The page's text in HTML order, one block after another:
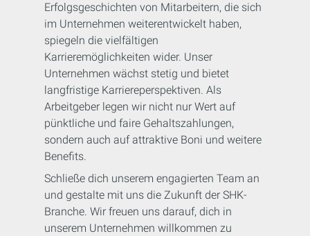
Erfolgsgeschichten von Mitarbeitern, die sich
im Unternehmen weiterentwickelt haben,
spiegeln die vielfältigen
Karrieremöglichkeiten wider. Unser
Unternehmen wächst stetig und bietet
langfristige Karriereperspektiven. Als
Arbeitgeber legen wir nicht nur Wert auf
pünktliche und faire Gehaltszahlungen,
sondern auch auf attraktive Boni und weitere
Benefits.
Schließe dich unserem engagierten Team an
und gestalte mit uns die Zukunft der SHK-
Branche. Wir freuen uns darauf, dich in
unserem Unternehmen willkommen zu